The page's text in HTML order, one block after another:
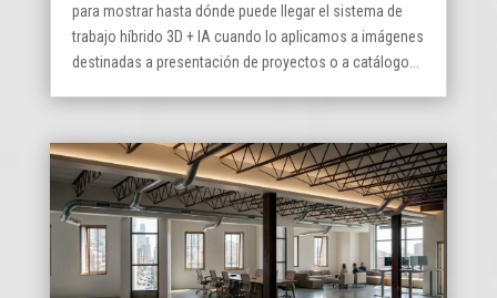
para mostrar hasta dónde puede llegar el sistema de
trabajo híbrido 3D + IA cuando lo aplicamos a imágenes
destinadas a presentación de proyectos o a catálogo...